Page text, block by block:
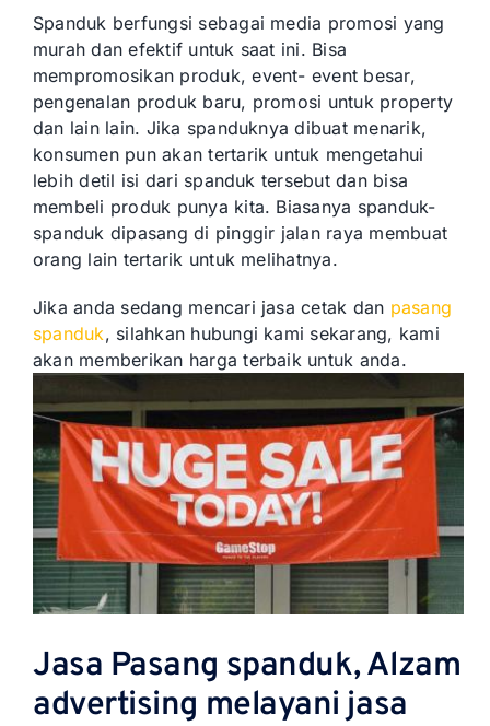
Jasa Pasang spanduk, Alzam
advertising melayani jasa
Spanduk berfungsi sebagai media promosi yang
murah dan efektif untuk saat ini. Bisa
mempromosikan produk, event- event besar,
pengenalan produk baru, promosi untuk property
dan lain lain. Jika spanduknya dibuat menarik,
konsumen pun akan tertarik untuk mengetahui
lebih detil isi dari spanduk tersebut dan bisa
membeli produk punya kita. Biasanya spanduk-
spanduk dipasang di pinggir jalan raya membuat
orang lain tertarik untuk melihatnya.
Jika anda sedang mencari jasa cetak dan pasang
spanduk, silahkan hubungi kami sekarang, kami
akan memberikan harga terbaik untuk anda.